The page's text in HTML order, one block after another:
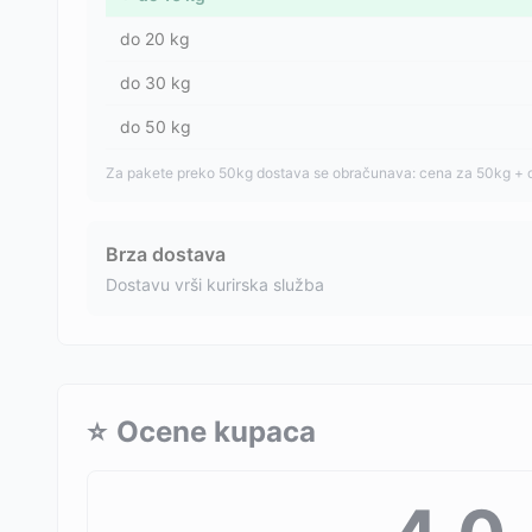
do 20 kg
do 30 kg
do 50 kg
Za pakete preko 50kg dostava se obračunava: cena za 50kg +
Brza dostava
Dostavu vrši kurirska služba
⭐ Ocene kupaca